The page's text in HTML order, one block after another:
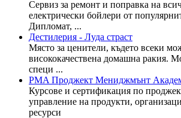
Сервиз за ремонт и поправка на
електрически бойлери от
Дипломат, ...
Дестилерия - Луда страст
Място за ценители, където всеки
висококачествена домашна ракия.
специ ...
PMA Проджект Мениджмънт
Курсове и сертификация по
управление на продукти,
ресурси